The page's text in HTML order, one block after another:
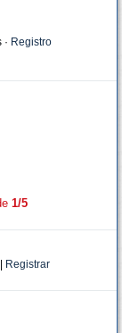
· Registro
1/5
Registrar